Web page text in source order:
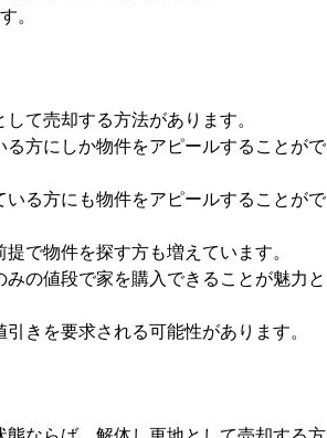
。
て売却する方法があります。
方にしか物件をアピールすることがで
る方にも物件をアピールすることがで
で物件を探す方も増えています。
の値段で家を購入できることが魅力と
きを要求される可能性があります。